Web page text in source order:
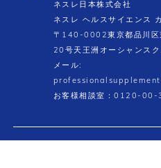
ネスレ日本株式会社
ネスレ ヘルスサイエンス
〒140-0002東京都品川区
20号天王洲オーシャンス
メール:
お客様相談室：0120-00-